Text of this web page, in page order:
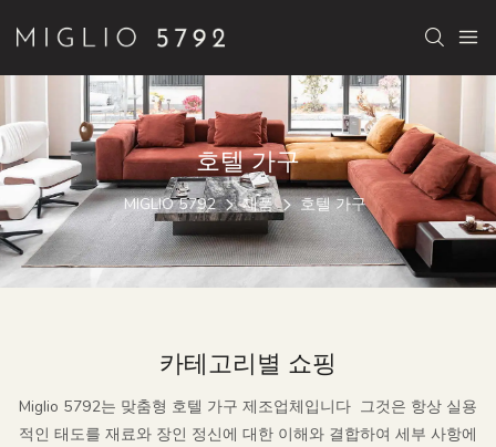
호텔 가구
MIGLIO 5792 제품 호텔 가구
카테고리별 쇼핑
Miglio 5792는 맞춤형 호텔 가구 제조업체입니다 그것은 항상 실용
적인 태도를 재료와 장인 정신에 대한 이해와 결합하여 세부 사항에